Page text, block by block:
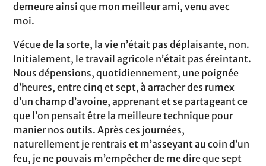
demeure ainsi que mon meilleur ami, venu avec
moi.
Vécue de la sorte, la vie n’était pas déplaisante, non.
Initialement, le travail agricole n’était pas éreintant.
Nous dépensions, quotidiennement, une poignée
d’heures, entre cinq et sept, à arracher des rumex
d’un champ d’avoine, apprenant et se partageant ce
que l’on pensait être la meilleure technique pour
manier nos outils. Après ces journées,
naturellement je rentrais et m’asseyant au coin d’un
feu, je ne pouvais m’empêcher de me dire que sept